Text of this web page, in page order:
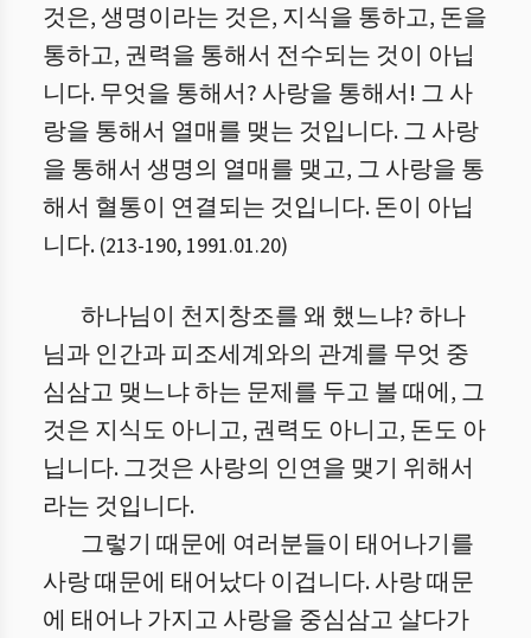
것은, 생명이라는 것은, 지식을 통하고, 돈을
통하고, 권력을 통해서 전수되는 것이 아닙
니다. 무엇을 통해서? 사랑을 통해서! 그 사
랑을 통해서 열매를 맺는 것입니다. 그 사랑
을 통해서 생명의 열매를 맺고, 그 사랑을 통
해서 혈통이 연결되는 것입니다. 돈이 아닙
니다. (213-190, 1991.01.20)
하나님이 천지창조를 왜 했느냐? 하나
님과 인간과 피조세계와의 관계를 무엇 중
심삼고 맺느냐 하는 문제를 두고 볼 때에, 그
것은 지식도 아니고, 권력도 아니고, 돈도 아
닙니다. 그것은 사랑의 인연을 맺기 위해서
라는 것입니다.
그렇기 때문에 여러분들이 태어나기를
사랑 때문에 태어났다 이겁니다. 사랑 때문
에 태어나 가지고 사랑을 중심삼고 살다가